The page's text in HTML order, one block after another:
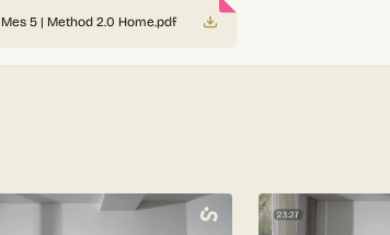
5 | Method 2.0 Home.pdf